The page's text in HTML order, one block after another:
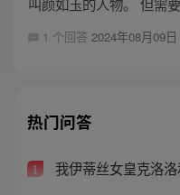
1 个回答 2024年08月09
热门问答
1 我伊蒂丝女皇克洛